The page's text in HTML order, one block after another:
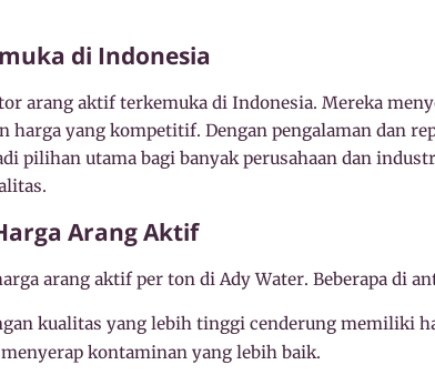
di Indonesia
arang aktif terkemuka di Indonesia. Mereka
harga yang kompetitif. Dengan pengalaman dan
pilihan utama bagi banyak perusahaan dan
Arang Aktif
arang aktif per ton di Ady Water. Beberapa di
kualitas yang lebih tinggi cenderung memiliki
kontaminan yang lebih baik.